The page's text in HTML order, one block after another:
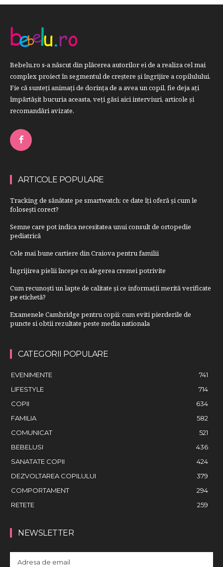
Bebelu.ro s-a născut din plăcerea autorilor ei de a realiza cel mai
complex proiect în segmentul de creştere şi îngrijire a copilulului.
Fie că sunteţi animaţi de dorinţa de a avea un copil, fie deja aţi
împărtăşit bucuria aceasta, veți găsi aici interviuri, articole şi
recomandări avizate.
ARTICOLE POPULARE
Tracking de sănătate pe smartwatch: ce date îți oferă și cum le
folosești corect?
Semne care pot indica necesitatea unui consult de ortopedie
pediatrică
Cele mai bune cartiere din Craiova pentru familii
Îngrijirea pielii începe cu alegerea cremei potrivite
Cum recunoști un lapte de calitate și ce informații merită verificate
pe etichetă?
Examenele Cambridge pentru copii: cum eviti pierderile de
puncte si obtii rezultate peste media nationala
CATEGORII POPULARE
EVENIMENTE
741
LIFESTYLE
714
COPII
634
FAMILIA
582
COMUNICAT
521
BEBELUSI
436
SANATATE COPII
424
DEZVOLTAREA COPILULUI
379
COMPORTAMENT
294
RETETE
259
NEWSLETTER